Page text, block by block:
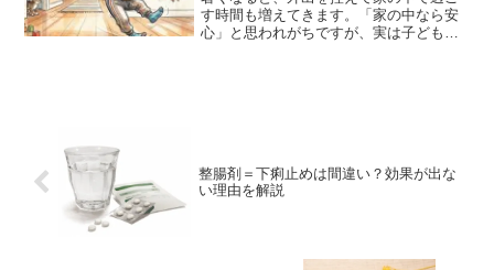
す時間も増えてきます。「家の中なら安
心」と思われがちですが、実は子どもの
整腸剤＝下痢止めは間違い？効果が出な
い理由を解説